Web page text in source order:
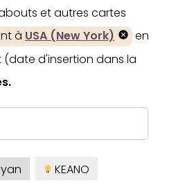
et autres cartes
à USA (New York)
en
d'insertion dans la
KEANO